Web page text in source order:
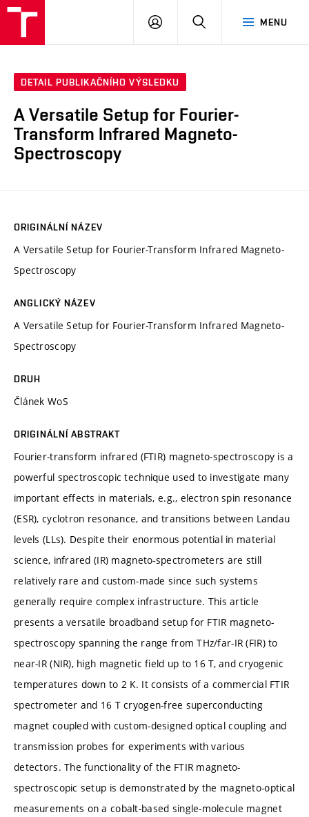
MENU
PŘIHLÁSIT
DETAIL PUBLIKAČNÍHO VÝSLEDKU
A Versatile Setup for Fourier-
Transform Infrared Magneto-
Spectroscopy
ORIGINÁLNÍ NÁZEV
A Versatile Setup for Fourier-Transform Infrared Magneto-
Spectroscopy
ANGLICKÝ NÁZEV
A Versatile Setup for Fourier-Transform Infrared Magneto-
Spectroscopy
DRUH
Článek WoS
ORIGINÁLNÍ ABSTRAKT
Fourier-transform infrared (FTIR) magneto-spectroscopy is a
powerful spectroscopic technique used to investigate many
important effects in materials, e.g., electron spin resonance
(ESR), cyclotron resonance, and transitions between Landau
levels (LLs). Despite their enormous potential in material
science, infrared (IR) magneto-spectrometers are still
relatively rare and custom-made since such systems
generally require complex infrastructure. This article
presents a versatile broadband setup for FTIR magneto-
spectroscopy spanning the range from THz/far-IR (FIR) to
near-IR (NIR), high magnetic field up to 16 T, and cryogenic
temperatures down to 2 K. It consists of a commercial FTIR
spectrometer and 16 T cryogen-free superconducting
magnet coupled with custom-designed optical coupling and
transmission probes for experiments with various
detectors. The functionality of the FTIR magneto-
spectroscopic setup is demonstrated by the magneto-optical
measurements on a cobalt-based single-molecule magnet